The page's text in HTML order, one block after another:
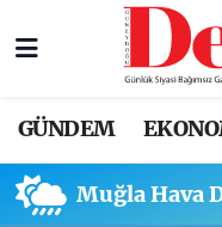
GÜNDEM
Muğla Hava
Nöbetçi
Trafik Durumu